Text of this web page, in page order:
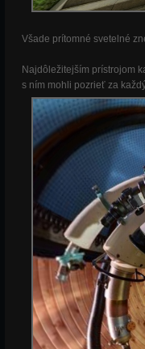
Všade prítomné svetelné
Najdôležitejším prístrojom
s ním mohli pozrieť za